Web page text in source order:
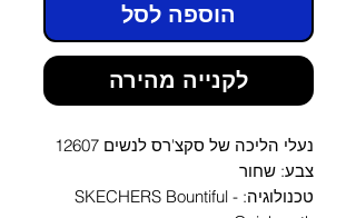
הוספה לסל
לקנייה מהירה
נעלי הליכה של סקצ'רס לנשים 12607
צבע: שחור
טכנולוגיה: SKECHERS Bountiful -